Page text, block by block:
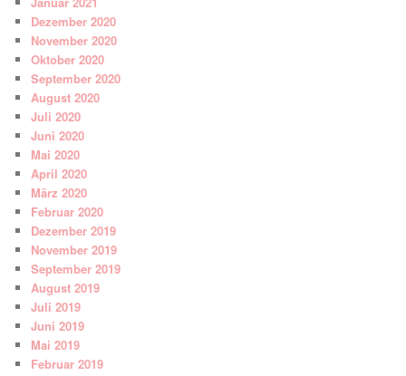
Dezember 2020
November 2020
Oktober 2020
September 2020
August 2020
Juli 2020
Juni 2020
Mai 2020
April 2020
März 2020
Februar 2020
Dezember 2019
November 2019
September 2019
August 2019
Juli 2019
Juni 2019
Mai 2019
Februar 2019